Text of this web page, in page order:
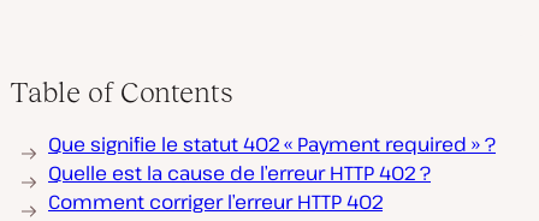
é
o
Table of Contents
Que signifie le statut 402 « Payment required » ?
Quelle est la cause de l’erreur HTTP 402 ?
Comment corriger l’erreur HTTP 402